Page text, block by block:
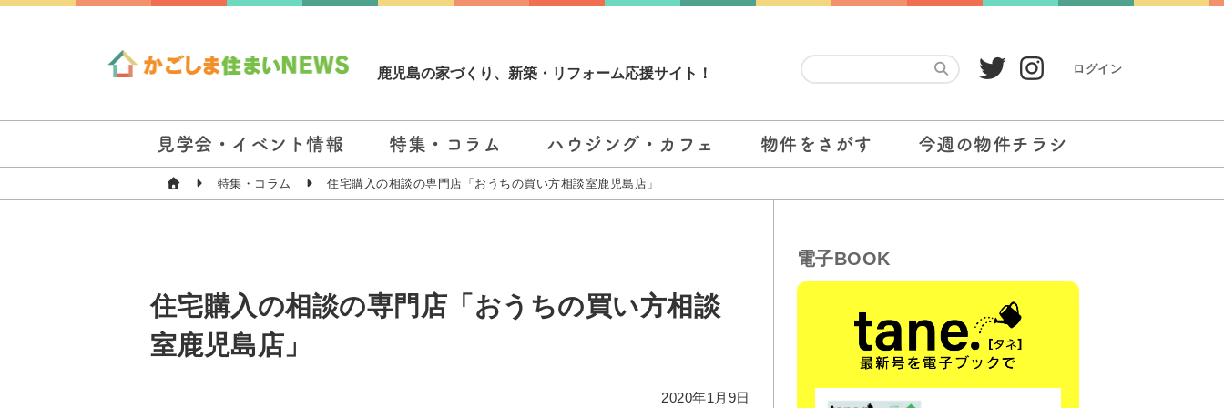
鹿児島の家づくり、新築・リフォーム応援サイト！ ログイン
見学会・イベント情報 特集・コラム ハウジング・カフェ 物件をさがす 今週の物件チラシ
特集・コラム 住宅購入の相談の専門店「おうちの買い方相談室鹿児島店」
住宅購入の相談の専門店「おうちの買い方相談
室鹿児島店」
2020年1月9日
電子BOOK